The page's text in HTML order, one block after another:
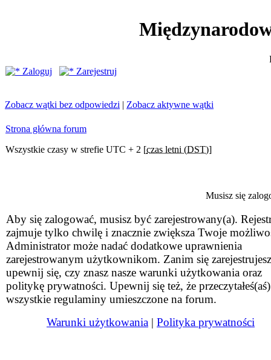
Zaloguj
Zarejestruj
Zobacz wątki bez odpowiedzi | Zobacz aktywne wątki
Strona główna forum
Wszystkie czasy w strefie UTC + 2 [czas letni (DST)]
Musisz się
Aby się zalogować, musisz być zarejestrowany(a).
zajmuje tylko chwilę i znacznie zwiększa Twoje
Administrator może nadać dodatkowe uprawnienia
zarejestrowanym użytkownikom. Zanim się
upewnij się, czy znasz nasze warunki użytkowania oraz
politykę prywatności. Upewnij się też, że przeczytałeś(aś)
wszystkie regulaminy umieszczone na forum.
Warunki użytkowania | Polityka prywatności